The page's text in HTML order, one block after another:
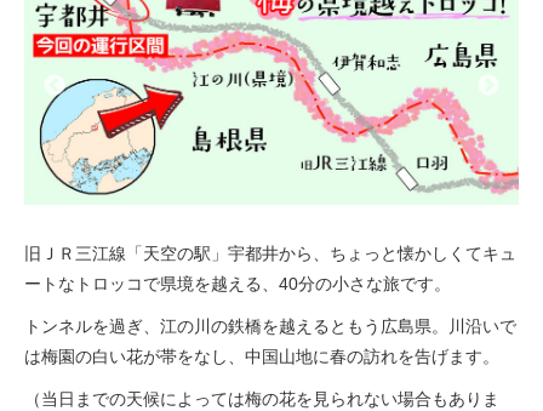
旧ＪＲ三江線「天空の駅」宇都井から、ちょっと懐かしくてキュ
ートなトロッコで県境を越える、40分の小さな旅です。
トンネルを過ぎ、江の川の鉄橋を越えるともう広島県。川沿いで
は梅園の白い花が帯をなし、中国山地に春の訪れを告げます。
（当日までの天候によっては梅の花を見られない場合もありま